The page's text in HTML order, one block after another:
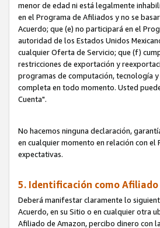
menor de edad ni está legalmente
en el Programa de Afiliados y no se
Acuerdo; que (e) no participará en el
autoridad de los Estados Unidos
cualquier Oferta de Servicio; que (f)
restricciones de exportación y
programas de computación, tecnología
completa en todo momento. Usted
Cuenta".
No hacemos ninguna declaración,
en cualquier momento en relación con el
expectativas.
5. Identificación como Afiliado
Deberá manifestar claramente lo
Acuerdo, en su Sitio o en cualquier otra
Afiliado de Amazon, percibo dinero con